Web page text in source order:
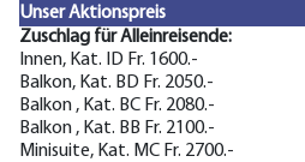
Unser Aktionspreis
Zuschlag für Alleinreisende:
Innen, Kat. ID Fr. 1600.-
Balkon, Kat. BD Fr. 2050.-
Balkon , Kat. BC Fr. 2080.-
Balkon , Kat. BB Fr. 2100.-
Minisuite, Kat. MC Fr. 2700.-